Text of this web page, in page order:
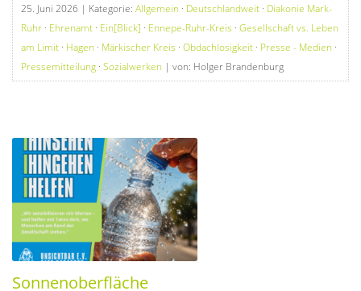
25. Juni 2026 | Kategorie: Allgemein · Deutschlandweit · Diakonie Mark-
Ruhr · Ehrenamt · Ein[Blick] · Ennepe-Ruhr-Kreis · Gesellschaft vs. Leben
am Limit · Hagen · Märkischer Kreis · Obdachlosigkeit · Presse - Medien ·
Pressemitteilung · Sozialwerken | von: Holger Brandenburg
Sonnenoberfläche